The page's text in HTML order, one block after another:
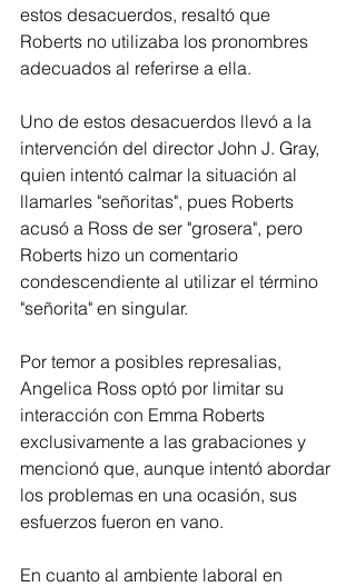
estos desacuerdos, resaltó que
Roberts no utilizaba los pronombres
adecuados al referirse a ella.
Uno de estos desacuerdos llevó a la
intervención del director John J. Gray,
quien intentó calmar la situación al
llamarles "señoritas", pues Roberts
acusó a Ross de ser "grosera", pero
Roberts hizo un comentario
condescendiente al utilizar el término
"señorita" en singular.
Por temor a posibles represalias,
Angelica Ross optó por limitar su
interacción con Emma Roberts
exclusivamente a las grabaciones y
mencionó que, aunque intentó abordar
los problemas en una ocasión, sus
esfuerzos fueron en vano.
En cuanto al ambiente laboral en